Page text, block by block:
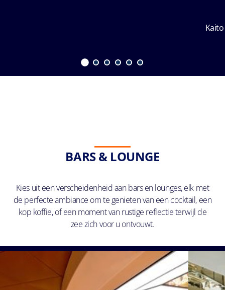
BARS & LOUNGE
Kies uit een verscheidenheid aan bars en lounges, elk met
de perfecte ambiance om te genieten van een cocktail, een
kop koffie, of een moment van rustige reflectie terwijl de
zee zich voor u ontvouwt.